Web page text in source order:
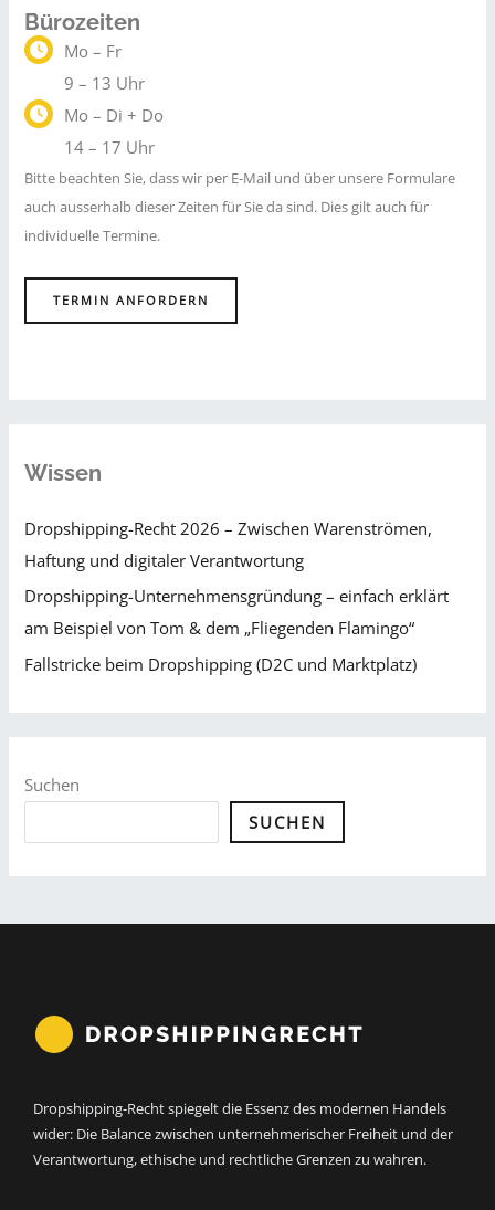
rechtlich
achten
sollten
Bürozeiten
Mo – Fr
9 – 13 Uhr
Mo – Di + Do
14 – 17 Uhr
Bitte beachten Sie, dass wir per E-Mail und über unsere Formulare
auch ausserhalb dieser Zeiten für Sie da sind. Dies gilt auch für
individuelle Termine.
TERMIN ANFORDERN
Wissen
Dropshipping-Recht 2026 – Zwischen Warenströmen,
Haftung und digitaler Verantwortung
Dropshipping-Unternehmensgründung – einfach erklärt
am Beispiel von Tom & dem „Fliegenden Flamingo“
Fallstricke beim Dropshipping (D2C und Marktplatz)
Suchen
SUCHEN
Dropshipping-Recht spiegelt die Essenz des modernen Handels
wider: Die Balance zwischen unternehmerischer Freiheit und der
Verantwortung, ethische und rechtliche Grenzen zu wahren.